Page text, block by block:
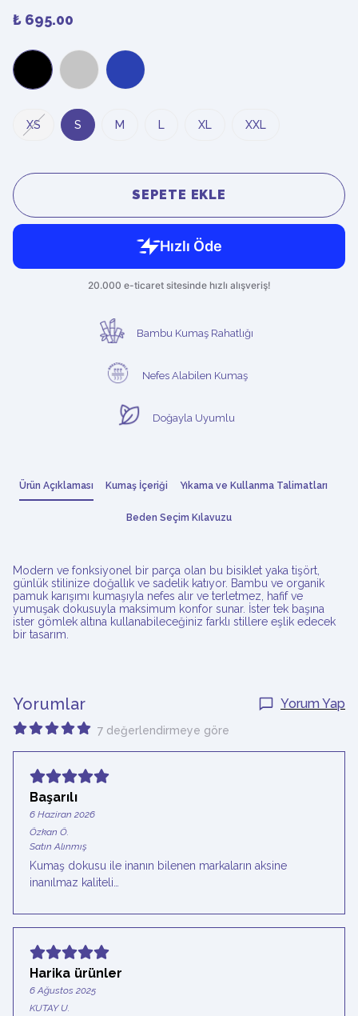
₺ 695.00
XS S M L XL XXL
SEPETE EKLE
Bambu Kumaş Rahatlığı
Nefes Alabilen Kumaş
Doğayla Uyumlu
Ürün Açıklaması Kumaş İçeriği Yıkama ve Kullanma Talimatları
Beden Seçim Kılavuzu
Modern ve fonksiyonel bir parça olan bu bisiklet yaka tişört,
günlük stilinize doğallık ve sadelik katıyor. Bambu ve organik
pamuk karışımı kumaşıyla nefes alır ve terletmez, hafif ve
yumuşak dokusuyla maksimum konfor sunar. İster tek başına
ister gömlek altına kullanabileceğiniz farklı stillere eşlik edecek
bir tasarım.
Yorumlar Yorum Yap
7 değerlendirmeye göre
Başarılı
6 Haziran 2026
Özkan Ö.
Satın Alınmış
Kumaş dokusu ile inanın bilenen markaların aksine
inanılmaz kaliteli…
Harika ürünler
6 Ağustos 2025
KUTAY U.